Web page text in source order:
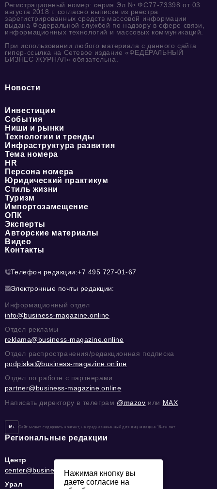
Регистрационный номер: серия Эл № ФС77-73398 от 03
августа 2018 г. согласно выписке из реестра
зарегистрированных средств массовой информации
выдана Федеральной службой по надзору в сфере связи,
информационных технологий и массовых коммуникаций.
При использовании любого материала с данного сайта
гипер-ссылка на Сетевое издание «ФЕДЕРАЛЬНЫЙ
БИЗНЕС ЖУРНАЛ» обязательна.
Новости
Инвестиции
События
Ниши и рынки
Технологии и тренды
Инфраструктура развития
Тема номера
HR
Персона номера
Юридический практикум
Стиль жизни
Туризм
Импортозамещение
ОПК
Эксперты
Авторские материалы
Видео
Контакты
Телефон редакции:+7 495 727-01-67
Электронные почты редакции:
Информационный отдел
info@business-magazine.online
Отдел рекламы
reklama@business-magazine.online
Отдел распространения/редакционная подписка
podpiska@business-magazine.online
Отдел по работе с партнерами
partner@business-magazine.online
Написать директору в телеграм @mazov или MAX
16+ Сайт может содержать контент, не предназначенный для лиц младше 16-ти лет.
Региональные редакции
Центр
center@business-magazine.online
Урал
Нажимая кнопку вы
даете согласие на